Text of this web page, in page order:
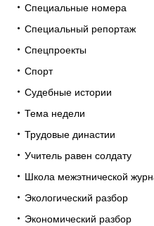
Специальные номера
Специальный репортаж
Спецпроекты
Спорт
Судебные истории
Тема недели
Трудовые династии
Учитель равен солдату
Школа межэтнической
Экологический разбор
Экономический разбор